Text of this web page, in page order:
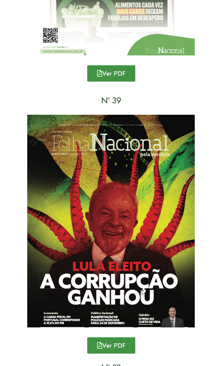
Ver PDF
Nº 39
Ver PDF